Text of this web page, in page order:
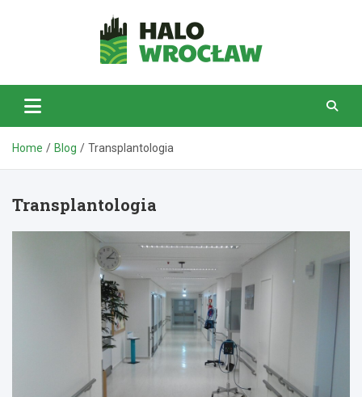
HaloWrocław.pl
Home Blog Transplantologia
Transplantologia